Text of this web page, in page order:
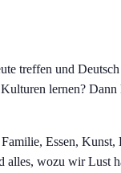
treffen und
lernen?
Essen, Kunst,
alles, wozu wir Lust